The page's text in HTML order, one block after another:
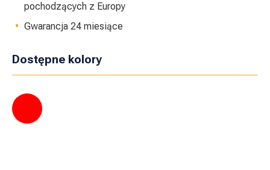
pochodzących z Europy
Gwarancja 24 miesiące
Dostępne kolory